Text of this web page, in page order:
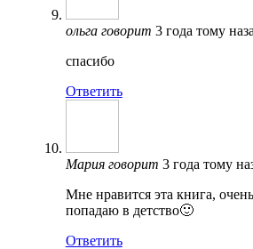
ольга говорит 3 года тому
спасибо
Ответить
Мария говорит 3 года тому
Мне нравится эта книга,
попадаю в детство🙂
Ответить